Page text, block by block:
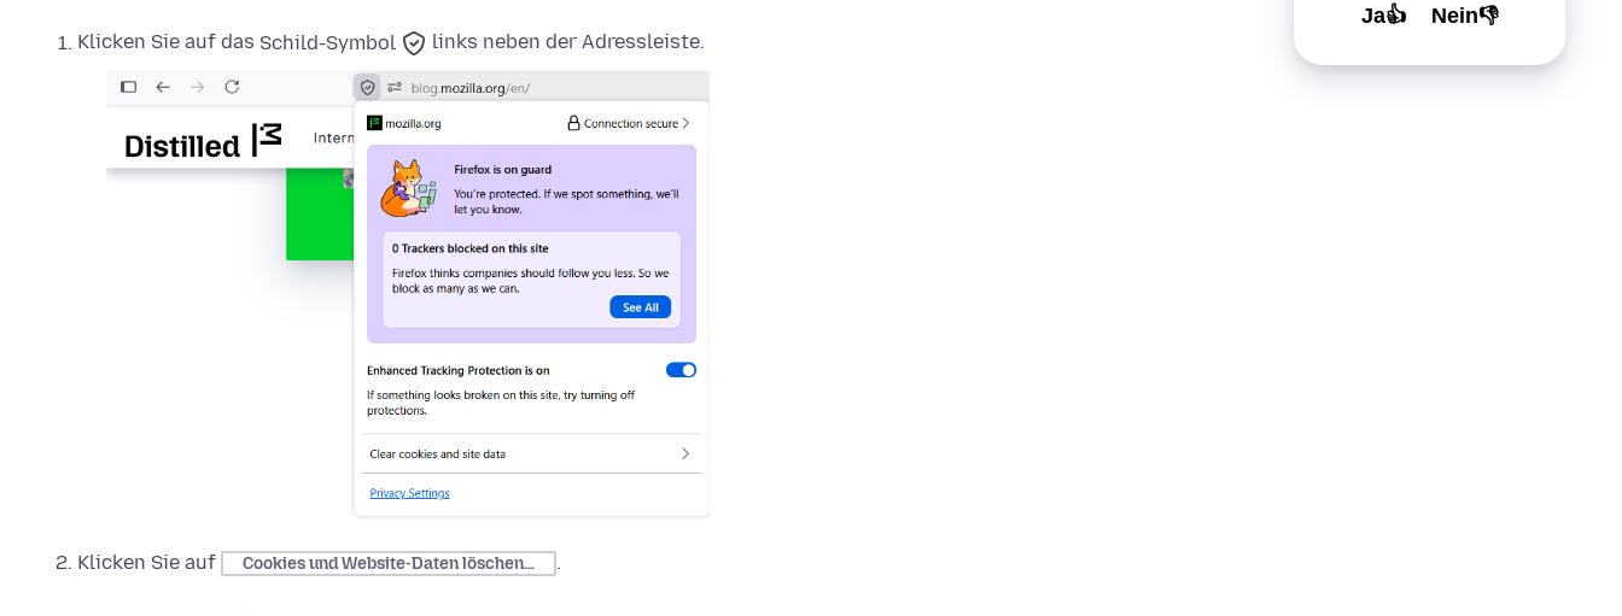
Ja👍 Nein👎
Klicken Sie auf das Schild-Symbol links neben der Adressleiste.
Klicken Sie auf Cookies und Website-Daten löschen… .